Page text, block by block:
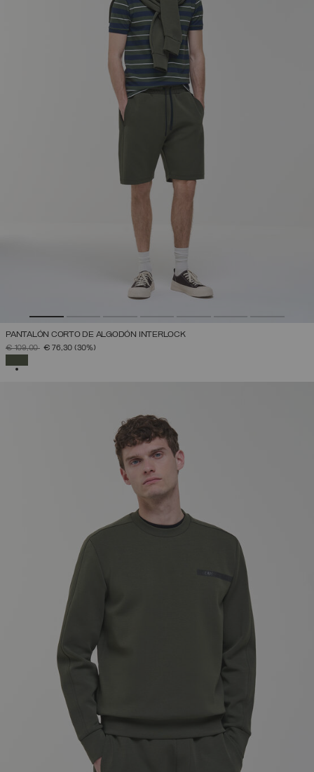
PANTALÓN CORTO DE ALGODÓN INTERLOCK
PRECIO REBAJADO DE
€ 109,00A€ 76,30 (30%)